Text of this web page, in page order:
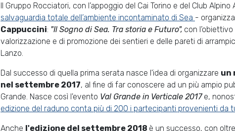
Il Gruppo Rocciatori, con l’appoggio del Cai Torino e del Club
salvaguardia totale dell’ambiente incontaminato di Sea -
Cappuccini: "Il Sogno di Sea. Tra storia e Futuro", con
valorizzazione e di promozione dei sentieri e delle pareti di
Lanzo.
Dal successo di quella prima serata nasce l'idea di organizzare un
nel settembre 2017, al fine di far conoscere ad un più ampio
Grande. Nasce così l'evento Val Grande in Verticale 2017e,
edizione del raduno conta più di 200 i partecipanti provenienti da
Anche l'edizione del settembre 2018 è un successo, con